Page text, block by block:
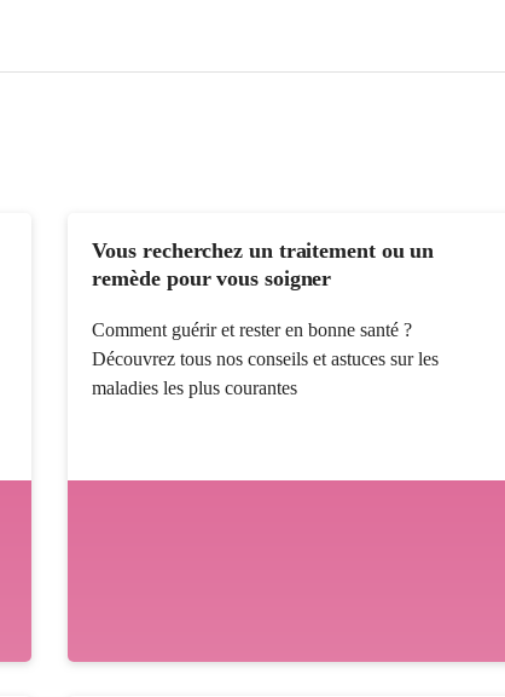
Vous recherchez un traitement ou un
remède pour vous soigner
Comment guérir et rester en bonne santé ?
Découvrez tous nos conseils et astuces sur les
maladies les plus courantes